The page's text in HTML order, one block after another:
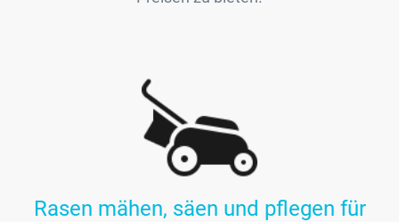
Rasen mähen, säen und pflegen für